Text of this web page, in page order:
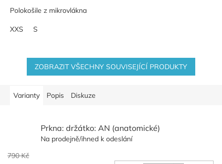
Polokošile z mikrovlákna
XXS S
ZOBRAZIT VŠECHNY SOUVISEJÍCÍ PRODUKTY
Varianty Popis Diskuze
Prkna: držátko: AN (anatomické)
Na prodejně/ihned k odeslání
790 Kč